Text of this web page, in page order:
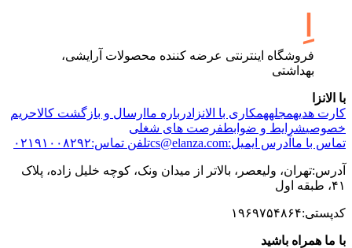
فروشگاه اینترنتی عرضه کننده محصولات آرایشی،
بهداشتی
با الانزا
کارت هدیهمجلههمکاری با الانزا درباره ما ارسال و بازگشت کالاحریم
خصوصیشرایط و ضوابطفرصت های شغلی
تماس با ما آدرس ایمیل:cs@elanza.com تلفن تماس:۰۲۱۹۱۰۰۸۲۹۲
آدرس:تهران، ولیعصر، بالاتر از میدان ونک، کوچه خلیل زاده، پلاک
۴۱، طبقه اول
کدپستی:۱۹۶۹۷۵۴۸۶۴
با ما همراه باشید